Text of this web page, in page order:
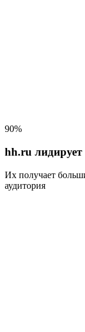
90%
hh.ru лидирует
Их получает
аудитория